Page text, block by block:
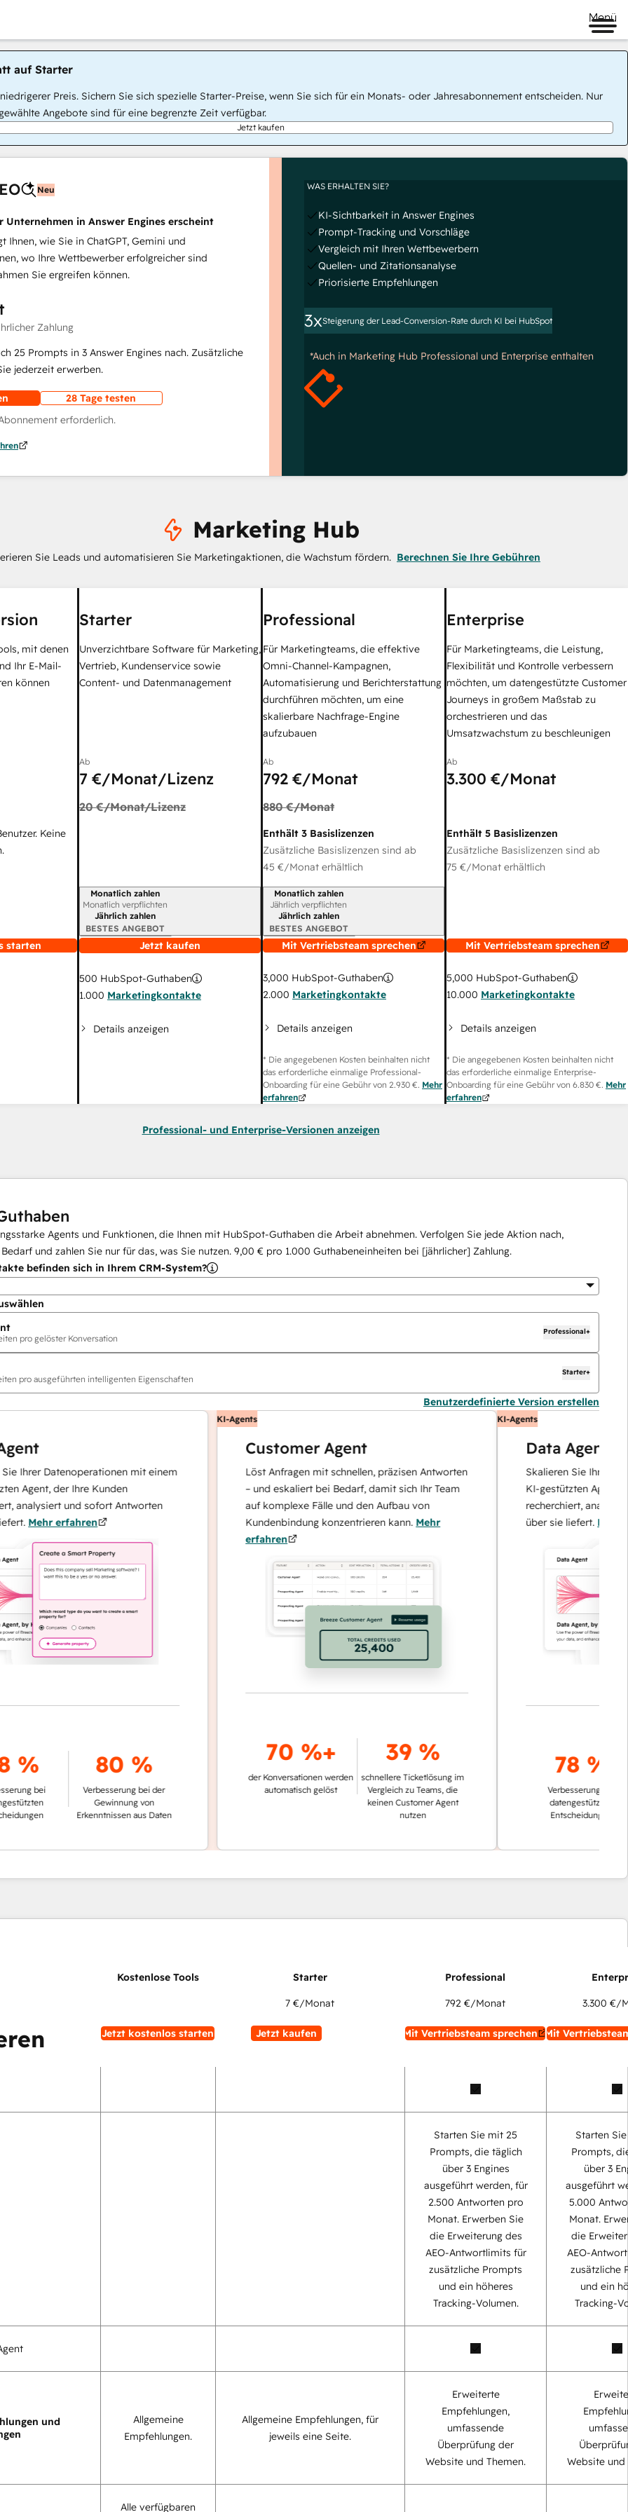
Menü
auf Starter
Preis. Sichern Sie sich spezielle Starter-Preise, wenn Sie sich für ein Monats- oder Jahresabonnement entscheiden. Nur
Angebote sind für eine begrenzte Zeit verfügbar.
Jetzt kaufen
Neu
Unternehmen in Answer Engines erscheint
Ihnen, wie Sie in ChatGPT, Gemini und
wo Ihre Wettbewerber erfolgreicher sind
Sie ergreifen können.
Zahlung
25 Prompts in 3 Answer Engines nach. Zusätzliche
jederzeit erwerben.
28 Tage testen
erforderlich.
WAS ERHALTEN SIE?
KI-Sichtbarkeit in Answer Engines
Prompt-Tracking und Vorschläge
Vergleich mit Ihren Wettbewerbern
Quellen- und Zitationsanalyse
Priorisierte Empfehlungen
3xSteigerung der Lead-Conversion-Rate durch KI bei HubSpot
*Auch in Marketing Hub Professional und Enterprise enthalten
Marketing Hub
Sie Leads und automatisieren Sie Marketingaktionen, die Wachstum fördern. Berechnen Sie Ihre Gebühren
mit denen
Ihr E-Mail-
können
Keine
starten
Starter
Unverzichtbare Software für Marketing,
Vertrieb, Kundenservice sowie
Content- und Datenmanagement
Ab
7 €/Monat/Lizenz
20 €/Monat/Lizenz
Abrechnungszeitraum
Monatlich zahlen
Monatlich verpflichten
Jährlich zahlen
BESTES ANGEBOT
Jetzt kaufen
500 HubSpot-Guthaben
1.000 Marketingkontakte
Details anzeigen
Professional
Für Marketingteams, die effektive
Omni-Channel-Kampagnen,
Automatisierung und Berichterstattung
durchführen möchten, um eine
skalierbare Nachfrage-Engine
aufzubauen
Ab
792 €/Monat
880 €/Monat
Enthält 3 Basislizenzen
Zusätzliche Basislizenzen sind ab
45 €/Monat erhältlich
Abrechnungszeitraum
Monatlich zahlen
Jährlich verpflichten
Jährlich zahlen
BESTES ANGEBOT
Mit Vertriebsteam sprechen
3,000 HubSpot-Guthaben
2.000 Marketingkontakte
Details anzeigen
* Die angegebenen Kosten beinhalten nicht
das erforderliche einmalige Professional-
Onboarding für eine Gebühr von 2.930 €. Mehr
erfahren
Enterprise
Für Marketingteams, die Leistung,
Flexibilität und Kontrolle verbessern
möchten, um datengestützte Customer
Journeys in großem Maßstab zu
orchestrieren und das
Umsatzwachstum zu beschleunigen
Ab
3.300 €/Monat
Enthält 5 Basislizenzen
Zusätzliche Basislizenzen sind ab
75 €/Monat erhältlich
Mit Vertriebsteam sprechen
5,000 HubSpot-Guthaben
10.000 Marketingkontakte
Details anzeigen
* Die angegebenen Kosten beinhalten nicht
das erforderliche einmalige Enterprise-
Onboarding für eine Gebühr von 6.830 €. Mehr
erfahren
Professional- und Enterprise-Versionen anzeigen
Agents und Funktionen, die Ihnen mit HubSpot-Guthaben die Arbeit abnehmen. Verfolgen Sie jede Aktion nach,
und zahlen Sie nur für das, was Sie nutzen. 9,00 € pro 1.000 Guthabeneinheiten bei [jährlicher] Zahlung.
befinden sich in Ihrem CRM-System?
pro gelöster Konversation
Professional+
pro ausgeführten intelligenten Eigenschaften
Starter+
Benutzerdefinierte Version erstellen
Datenoperationen mit einem
der Ihre Kunden
und sofort Antworten
Mehr erfahren
bei
80 %
Verbesserung bei der
Gewinnung von
Erkenntnissen aus Daten
KI-Agents
Customer Agent
Löst Anfragen mit schnellen, präzisen Antworten
– und eskaliert bei Bedarf, damit sich Ihr Team
auf komplexe Fälle und den Aufbau von
Kundenbindung konzentrieren kann.Mehr
erfahren
70 %+
der Konversationen werden
automatisch gelöst
39 %
schnellere Ticketlösung im
Vergleich zu Teams, die
keinen Customer Agent
nutzen
KI-Agents
Data Agent
Skalieren Sie Ihrer
KI-gestützten Agent, der
recherchiert, analysiert
über sie liefert.Mehr
78 %
Verbesserung bei
datengestützten
Entscheidungen
Jetzt kostenlos starten
7 €/Monat
Jetzt kaufen
792 €/Monat
Mit Vertriebsteam sprechen
3.300 €/
Mit
Starten Sie mit 25
Prompts, die täglich
über 3 Engines
ausgeführt werden, für
2.500 Antworten pro
Monat. Erwerben Sie
die Erweiterung des
AEO-Antwortlimits für
zusätzliche Prompts
und ein höheres
Tracking-Volumen.
Starten
Prompts,
über 3
ausgeführt
5.000
Monat.
die
AEO-
zusätzliche
und ein
Tracking-
und
Allgemeine
Empfehlungen.
Allgemeine Empfehlungen, für
jeweils eine Seite.
Erweiterte
Empfehlungen,
umfassende
Überprüfung der
Website und Themen.
Website und
Alle verfügbaren